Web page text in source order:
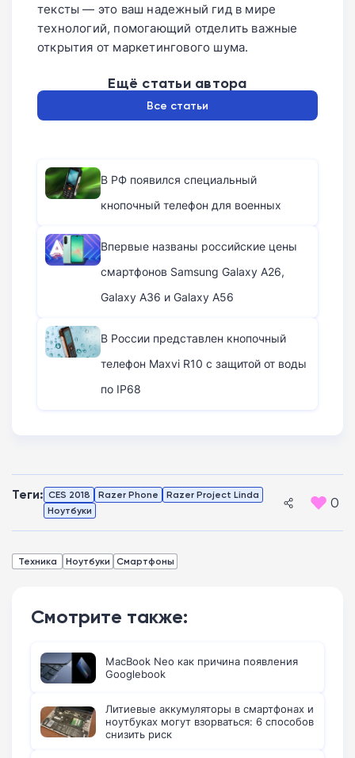
тексты — это ваш надежный гид в мире
технологий, помогающий отделить важные
открытия от маркетингового шума.
Ещё статьи автора
Все статьи
В РФ появился специальный
кнопочный телефон для военных
Впервые названы российские цены
смартфонов Samsung Galaxy A26,
Galaxy A36 и Galaxy A56
В России представлен кнопочный
телефон Maxvi R10 с защитой от воды
по IP68
Теги: CES 2018 Razer Phone
Razer Project Linda
Ноутбуки
0
Техника Ноутбуки Смартфоны
Смотрите также:
MacBook Neo как причина появления
Googlebook
Литиевые аккумуляторы в смартфонах и
ноутбуках могут взорваться: 6 способов
снизить риск